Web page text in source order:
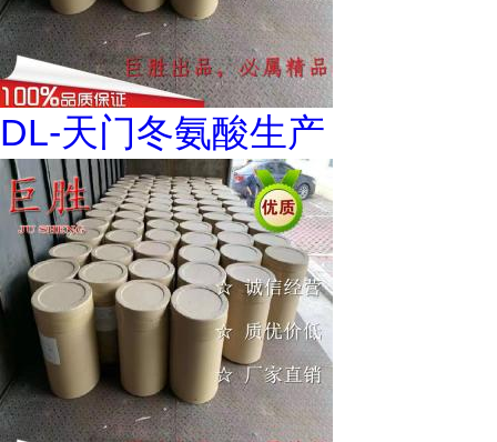
DL-天门冬氨酸生产